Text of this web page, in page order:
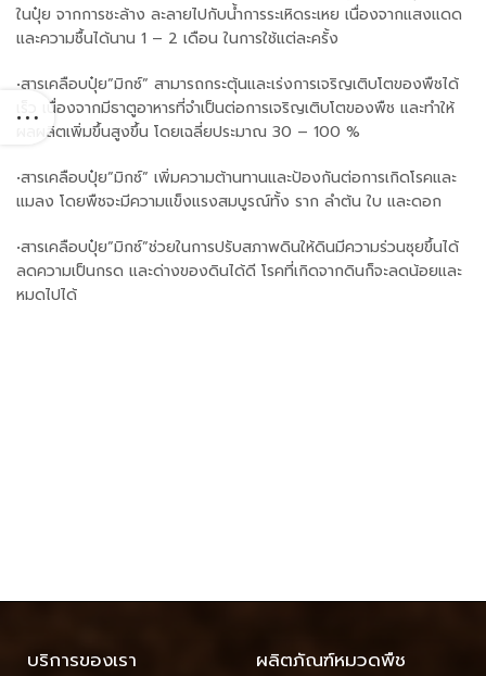
ในปุ๋ย จากการชะล้าง ละลายไปกับน้ำการระเหิดระเหย เนื่องจากแสงแดด
และความชื้นได้นาน 1 – 2 เดือน ในการใช้แต่ละครั้ง
•สารเคลือบปุ๋ย”มิกซ์” สามารถกระตุ้นและเร่งการเจริญเติบโตของพืชได้
เร็ว เนื่องจากมีธาตูอาหารที่จำเป็นต่อการเจริญเติบโตของพืช และทำให้
ผลผลิตเพิ่มขึ้นสูงขึ้น โดยเฉลี่ยประมาณ 30 – 100 %
•สารเคลือบปุ๋ย”มิกซ์” เพิ่มความต้านทานและป้องกันต่อการเกิดโรคและ
แมลง โดยพืชจะมีความแข็งแรงสมบูรณ์ทั้ง ราก ลำต้น ใบ และดอก
•สารเคลือบปุ๋ย”มิกซ์”ช่วยในการปรับสภาพดินให้ดินมีความร่วนซุยขึ้นได้
ลดความเป็นกรด และด่างของดินได้ดี โรคที่เกิดจากดินก็จะลดน้อยและ
หมดไปได้
บริการของเรา ผลิตภัณฑ์หมวดพืช